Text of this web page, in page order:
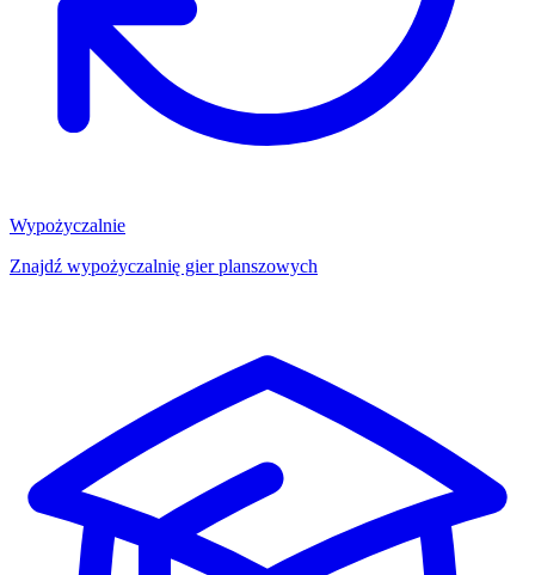
Wypożyczalnie
Znajdź wypożyczalnię gier planszowych